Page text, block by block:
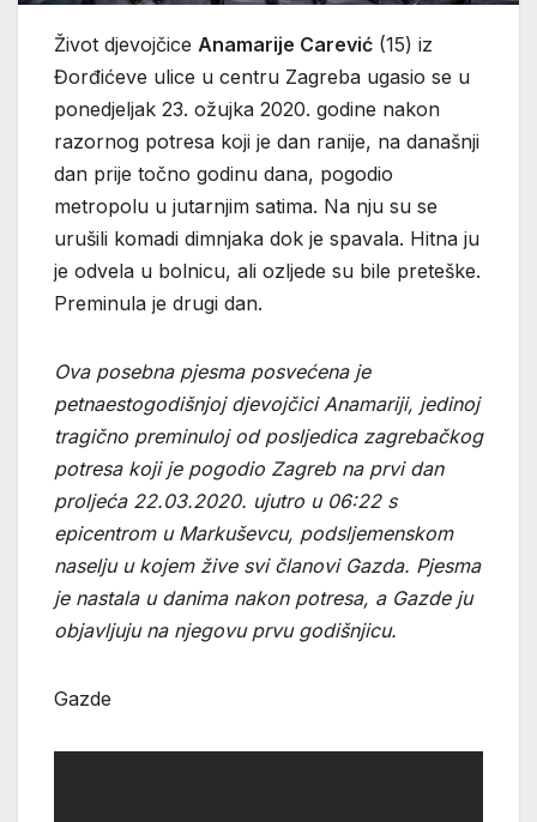
Život djevojčice Anamarije Carević (15) iz
Đorđićeve ulice u centru Zagreba ugasio se u
ponedjeljak 23. ožujka 2020. godine nakon
razornog potresa koji je dan ranije, na današnji
dan prije točno godinu dana, pogodio
metropolu u jutarnjim satima. Na nju su se
urušili komadi dimnjaka dok je spavala. Hitna ju
je odvela u bolnicu, ali ozljede su bile preteške.
Preminula je drugi dan.
Ova posebna pjesma posvećena je
petnaestogodišnjoj djevojčici Anamariji, jedinoj
tragično preminuloj od posljedica zagrebačkog
potresa koji je pogodio Zagreb na prvi dan
proljeća 22.03.2020. ujutro u 06:22 s
epicentrom u Markuševcu, podsljemenskom
naselju u kojem žive svi članovi Gazda. Pjesma
je nastala u danima nakon potresa, a Gazde ju
objavljuju na njegovu prvu godišnjicu.
Gazde